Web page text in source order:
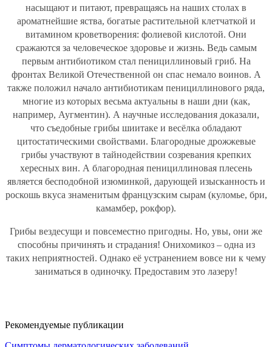
насыщают и питают, превращаясь на наших столах в
ароматнейшие яства, богатые растительной клетчаткой и
витамином кроветворения: фолиевой кислотой. Они
сражаются за человеческое здоровье и жизнь. Ведь самым
первым антибиотиком стал пенициллиновый гриб. На
фронтах Великой Отечественной он спас немало воинов. А
также положил начало антибиотикам пенициллинового ряда,
многие из которых весьма актуальны в наши дни (как,
например, Аугментин). А научные исследования доказали,
что съедобные грибы шиитаке и весёлка обладают
цитостатическими свойствами. Благородные дрожжевые
грибы участвуют в тайнодействии созревания крепких
хересных вин. А благородная пенициллиновая плесень
является бесподобной изюминкой, дарующей изысканность и
роскошь вкуса знаменитым французским сырам (куломье, бри,
камамбер, рокфор).
Грибы вездесущи и повсеместно пригодны. Но, увы, они же
способны причинять и страдания! Онихомикоз – одна из
таких неприятностей. Однако её устранением вовсе ни к чему
заниматься в одиночку. Предоставим это лазеру!
Рекомендуемые публикации